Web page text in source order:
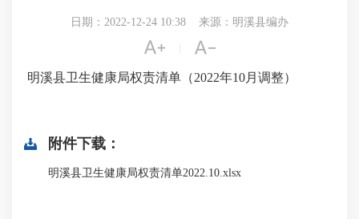
日期：2022-12-24 10:38 来源：明溪县编办
 
明溪县卫生健康局权责清单（2022年10月调整）
附件下载：
明溪县卫生健康局权责清单2022.10.xlsx